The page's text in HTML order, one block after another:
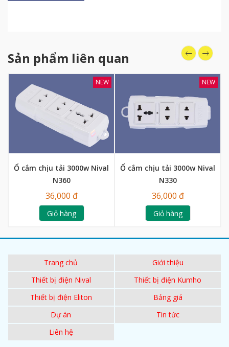
Sản phẩm liên quan
NEW
Ổ cắm chịu tải 3000w Nival
N360
36,000 đ
Giỏ hàng
NEW
Ổ cắm chịu tải 3000w Nival
N330
36,000 đ
Giỏ hàng
Trang chủ
Giới thiệu
Thiết bị điện Nival
Thiết bị điện Kumho
Thiết bị điện Eliton
Bảng giá
Dự án
Tin tức
Liên hệ